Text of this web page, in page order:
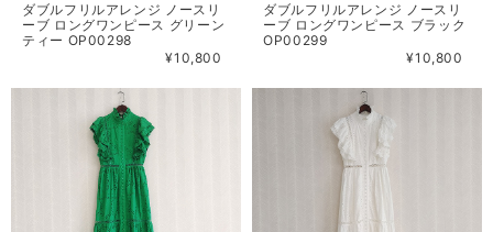
ダブルフリルアレンジ ノースリ
ーブ ロングワンピース グリーン
ティー OP00298
¥10,800
ダブルフリルアレンジ ノースリ
ーブ ロングワンピース ブラック
OP00299
¥10,800